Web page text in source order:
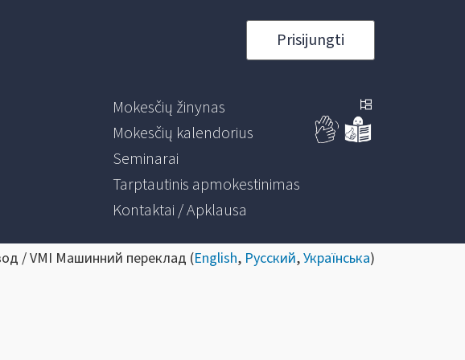
Prisijungti
Mokesčių žinynas
Mokesčių kalendorius
Seminarai
Tarptautinis apmokestinimas
Kontaktai / Apklausa
/ VMI Машинний переклад (English, Русский,Українська)